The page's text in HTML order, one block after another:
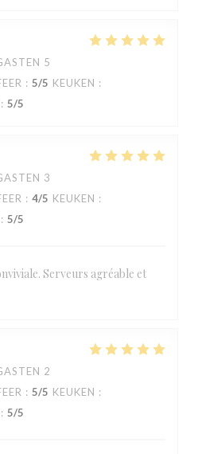
5
: 5/5 KEUKEN :
: 5/5
3
: 4/5 KEUKEN :
: 5/5
Serveurs agréable et
2
: 5/5 KEUKEN :
: 5/5